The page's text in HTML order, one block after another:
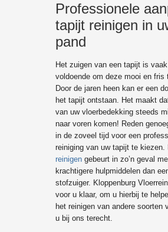
Professionele
tapijt reinigen in
pand
Het zuigen van een tapijt is
voldoende om deze mooi en fris
Door de jaren heen kan er een
het tapijt ontstaan. Het maakt
van uw vloerbedekking steeds
naar voren komen! Reden
in de zoveel tijd voor een
reiniging van uw tapijt te kiezen.
reinigen gebeurt in zo’n geval
krachtigere hulpmiddelen dan
stofzuiger. Kloppenburg
voor u klaar, om u hierbij te
het reinigen van andere soorten
u bij ons terecht.